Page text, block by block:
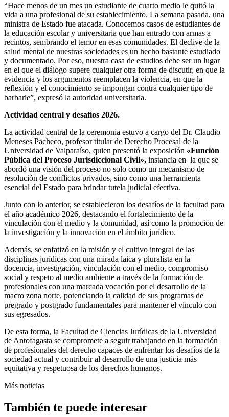
“Hace menos de un mes un estudiante de cuarto medio le quitó la
vida a una profesional de su establecimiento. La semana pasada, una
ministra de Estado fue atacada. Conocemos casos de estudiantes de
la educación escolar y universitaria que han entrado con armas a
recintos, sembrando el temor en esas comunidades. El declive de la
salud mental de nuestras sociedades es un hecho bastante estudiado
y documentado. Por eso, nuestra casa de estudios debe ser un lugar
en el que el diálogo supere cualquier otra forma de discutir, en que la
evidencia y los argumentos reemplacen la violencia, en que la
reflexión y el conocimiento se impongan contra cualquier tipo de
barbarie”, expresó la autoridad universitaria.
Actividad central y desafíos 2026.
La actividad central de la ceremonia estuvo a cargo del Dr. Claudio
Meneses Pacheco, profesor titular de Derecho Procesal de la
Universidad de Valparaíso, quien presentó la exposición «Función
Pública del Proceso Jurisdiccional Civil», instancia en la que se
abordó una visión del proceso no solo como un mecanismo de
resolución de conflictos privados, sino como una herramienta
esencial del Estado para brindar tutela judicial efectiva.
Junto con lo anterior, se establecieron los desafíos de la facultad para
el año académico 2026, destacando el fortalecimiento de la
vinculación con el medio y la comunidad, así como la promoción de
la investigación y la innovación en el ámbito jurídico.
Además, se enfatizó en la misión y el cultivo integral de las
disciplinas jurídicas con una mirada laica y pluralista en la
docencia, investigación, vinculación con el medio, compromiso
social y respeto al medio ambiente a través de la formación de
profesionales con una marcada vocación por el desarrollo de la
macro zona norte, potenciando la calidad de sus programas de
pregrado y postgrado fundamentales para mantener el vínculo con
sus egresados.
De esta forma, la Facultad de Ciencias Jurídicas de la Universidad
de Antofagasta se compromete a seguir trabajando en la formación
de profesionales del derecho capaces de enfrentar los desafíos de la
sociedad actual y contribuir al desarrollo de una justicia más
equitativa y respetuosa de los derechos humanos.
Más noticias
También te puede interesar